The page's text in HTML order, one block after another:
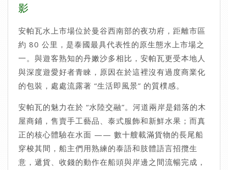
影
安帕瓦水上市場位於曼谷西南部的夜功府，距離市區
約 80 公里，是泰國最具代表性的原生態水上市場之
一。與遊客熟知的丹嫩沙多相比，安帕瓦更受本地人
與深度遊愛好者青睞，原因在於這裡沒有過度商業化
的包裝，處處流露著 “生活即風景” 的質樸感。
安帕瓦的魅力在於 “水陸交融”。河道兩岸是錯落的木
屋商鋪，售賣手工藝品、泰式服飾和新鮮水果；而真
正的核心體驗在水面 —— 數十艘載滿貨物的長尾船
穿梭其間，船主們用熟練的泰語和肢體語言招攬生
意，遞貨、收錢的動作在船頭與岸邊之間流暢完成，